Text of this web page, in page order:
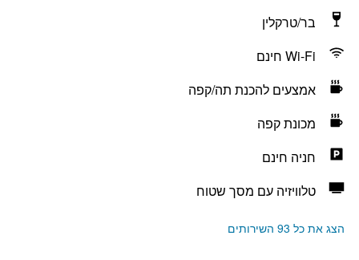
בר/טרקלין
Wi-Fi חינם
אמצעים להכנת תה/קפה
מכונת קפה
חניה חינם
טלוויזיה עם מסך שטוח
הצג את כל 93 השירותים